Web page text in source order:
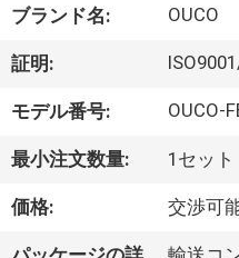
ビ
デ
オ
VR
ブランド名: OUCO
証明:
モデル番号: OUCO-
最小注文数量: 1セット
価格: 交渉可